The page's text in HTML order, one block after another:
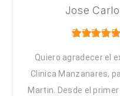
Jose
Quiero agradecer el
Clinica Manzanares,
Martin. Desde el